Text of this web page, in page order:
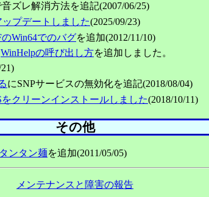
音ズレ解消方法を追記(2007/06/25)
プデートしました(2025/09/23)
Win64でのバグを追加(2012/11/10)
WinHelpの呼び出し方を追加しました。
にSNPサービスの無効化を追記(2018/08/04)
クリーンインストールしました(2018/10/11)
その他
ンタン麺を追加(2011/05/05)
メンテナンスと障害の報告